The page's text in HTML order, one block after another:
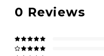
0 Reviews